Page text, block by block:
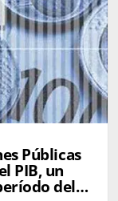
Públicas
PIB, un
del